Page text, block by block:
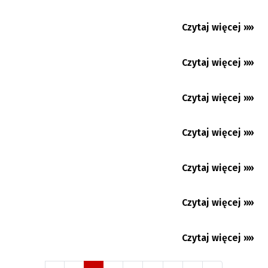
06.08.2026
Czytaj więcej »»
06.08.2026
Czytaj więcej »»
06.08.2026
Czytaj więcej »»
06.08.2026
Czytaj więcej »»
06.08.2026
Czytaj więcej »»
06.08.2026
Czytaj więcej »»
05.08.2026
Koszarzyska: Język polski na każdym kroku
Czytaj więcej »»